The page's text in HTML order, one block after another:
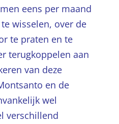
eens per maand
wisselen, over de
te praten en te
terugkoppelen aan
van deze
en de
wel
verschillend